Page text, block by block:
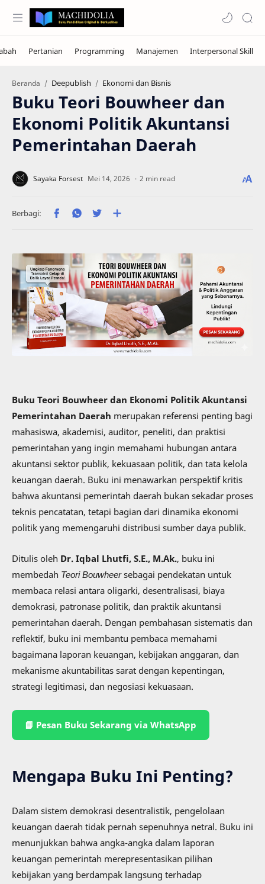
Beranda Deepublish Ekonomi dan Bisnis
Buku Teori Bouwheer dan
Ekonomi Politik Akuntansi
Pemerintahan Daerah
2 min read
Buku Teori Bouwheer dan Ekonomi Politik Akuntansi
Pemerintahan Daerah merupakan referensi penting bagi
mahasiswa, akademisi, auditor, peneliti, dan praktisi
pemerintahan yang ingin memahami hubungan antara
akuntansi sektor publik, kekuasaan politik, dan tata kelola
keuangan daerah. Buku ini menawarkan perspektif kritis
bahwa akuntansi pemerintah daerah bukan sekadar proses
teknis pencatatan, tetapi bagian dari dinamika ekonomi
politik yang memengaruhi distribusi sumber daya publik.
Ditulis oleh Dr. Iqbal Lhutfi, S.E., M.Ak., buku ini
membedah Teori Bouwheersebagai pendekatan untuk
membaca relasi antara oligarki, desentralisasi, biaya
demokrasi, patronase politik, dan praktik akuntansi
pemerintahan daerah. Dengan pembahasan sistematis dan
reflektif, buku ini membantu pembaca memahami
bagaimana laporan keuangan, kebijakan anggaran, dan
mekanisme akuntabilitas sarat dengan kepentingan,
strategi legitimasi, dan negosiasi kekuasaan.
📘 Pesan Buku Sekarang via WhatsApp
Mengapa Buku Ini Penting?
Dalam sistem demokrasi desentralistik, pengelolaan
keuangan daerah tidak pernah sepenuhnya netral. Buku ini
menunjukkan bahwa angka-angka dalam laporan
keuangan pemerintah merepresentasikan pilihan
kebijakan yang berdampak langsung terhadap